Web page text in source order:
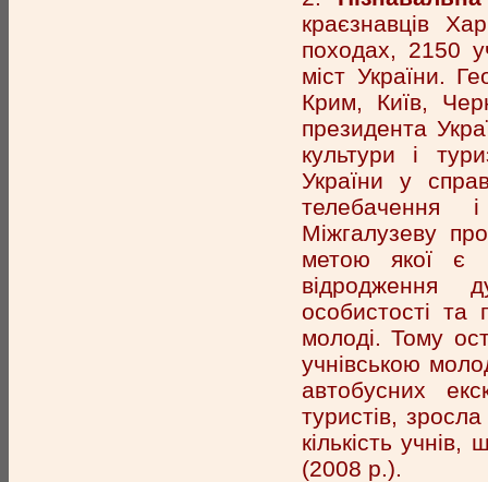
краєзнавців
походах, 2150
міст України.
Крим, Київ,
президента
культури і
України у
телебачення
Міжгалузеву
метою якої є
відродження
особистості та
молоді. Тому
учнівською
автобусних
туристів,
кількість
(2008 р.).